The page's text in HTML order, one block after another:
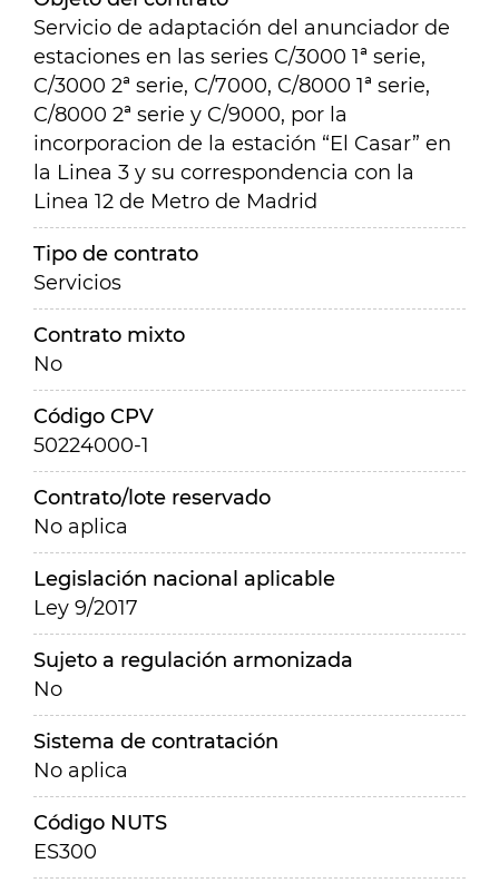
Servicio de adaptación del anunciador de
estaciones en las series C/3000 1ª serie,
C/3000 2ª serie, C/7000, C/8000 1ª serie,
C/8000 2ª serie y C/9000, por la
incorporacion de la estación “El Casar” en
la Linea 3 y su correspondencia con la
Linea 12 de Metro de Madrid
Tipo de contrato
Servicios
Contrato mixto
No
Código CPV
50224000-1
Contrato/lote reservado
No aplica
Legislación nacional aplicable
Ley 9/2017
Sujeto a regulación armonizada
No
Sistema de contratación
No aplica
Código NUTS
ES300